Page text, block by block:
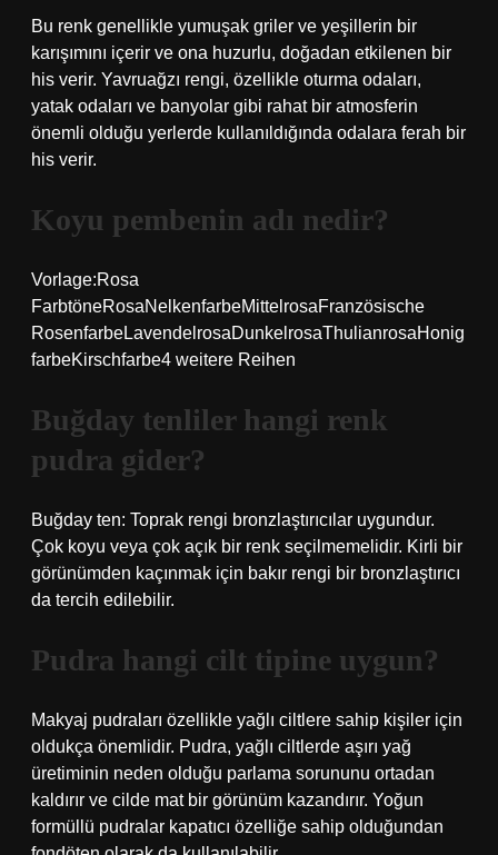
Bu renk genellikle yumuşak griler ve yeşillerin bir
karışımını içerir ve ona huzurlu, doğadan etkilenen bir
his verir. Yavruağzı rengi, özellikle oturma odaları,
yatak odaları ve banyolar gibi rahat bir atmosferin
önemli olduğu yerlerde kullanıldığında odalara ferah bir
his verir.
Koyu pembenin adı nedir?
Vorlage:Rosa
FarbtöneRosaNelkenfarbeMittelrosaFranzösische
RosenfarbeLavendelrosaDunkelrosaThulianrosaHonig
farbeKirschfarbe4 weitere Reihen
Buğday tenliler hangi renk
pudra gider?
Buğday ten: Toprak rengi bronzlaştırıcılar uygundur.
Çok koyu veya çok açık bir renk seçilmemelidir. Kirli bir
görünümden kaçınmak için bakır rengi bir bronzlaştırıcı
da tercih edilebilir.
Pudra hangi cilt tipine uygun?
Makyaj pudraları özellikle yağlı ciltlere sahip kişiler için
oldukça önemlidir. Pudra, yağlı ciltlerde aşırı yağ
üretiminin neden olduğu parlama sorununu ortadan
kaldırır ve cilde mat bir görünüm kazandırır. Yoğun
formüllü pudralar kapatıcı özelliğe sahip olduğundan